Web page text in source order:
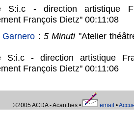
S:i.c - direction artistique
François Dietz" 00:11:08
Garnero :5 Minuti "Atelier
S:i.c - direction artistique
François Dietz" 00:11:06
©2005 ACDA - Acanthes • email •